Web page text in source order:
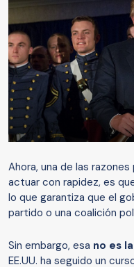
Ahora, una de las
actuar con rapidez, es
lo que garantiza que el
partido o una coalición
Sin embargo, esa no es
EE.UU. ha seguido un